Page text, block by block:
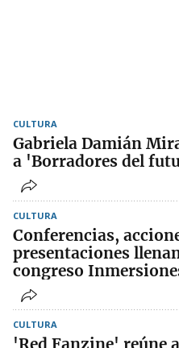
CULTURA
Gabriela Damián
a 'Borradores del
CULTURA
Conferencias,
presentaciones
congreso
CULTURA
'Red Fanzine' reúne